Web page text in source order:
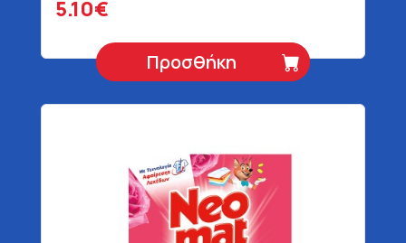
5.10€
Προσθήκη